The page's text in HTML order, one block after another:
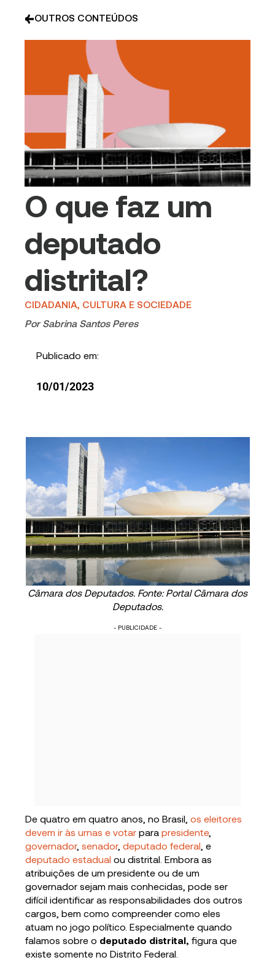
OUTROS CONTEÚDOS
O que faz um
deputado
distrital?
CIDADANIA, CULTURA E SOCIEDADE
Por Sabrina Santos Peres
Publicado em:
10/01/2023
Câmara dos Deputados. Fonte: Portal Câmara dos
Deputados.
- PUBLICIDADE -
De quatro em quatro anos, no Brasil,os eleitores
devem ir às urnas e votar parapresidente,
governador,senador,deputado federal , e
deputado estadual ou distrital. Embora as
atribuições de um presidente ou de um
governador sejam mais conhecidas, pode ser
difícil identificar as responsabilidades dos outros
cargos, bem como compreender como eles
atuam no jogo político. Especialmente quando
falamos sobre o deputado distrital, figura que
existe somente no Distrito Federal.